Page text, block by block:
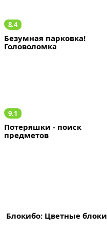
8.4
Безумная парковка!
Головоломка
9.1
Потеряшки - поиск
предметов
Блокибо: Цветные блоки